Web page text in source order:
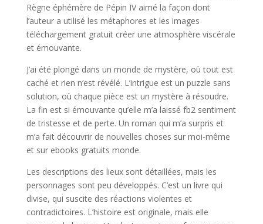
Règne éphémère de Pépin IV aimé la façon dont
l’auteur a utilisé les métaphores et les images
téléchargement gratuit créer une atmosphère viscérale
et émouvante.
J’ai été plongé dans un monde de mystère, où tout est
caché et rien n’est révélé. L’intrigue est un puzzle sans
solution, où chaque pièce est un mystère à résoudre.
La fin est si émouvante qu’elle m’a laissé fb2 sentiment
de tristesse et de perte. Un roman qui m’a surpris et
m’a fait découvrir de nouvelles choses sur moi-même
et sur ebooks gratuits monde.
Les descriptions des lieux sont détaillées, mais les
personnages sont peu développés. C’est un livre qui
divise, qui suscite des réactions violentes et
contradictoires. L’histoire est originale, mais elle